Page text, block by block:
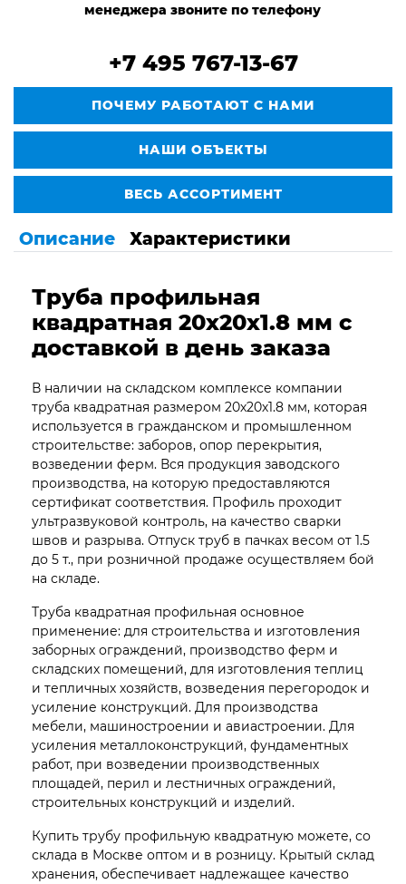
менеджера звоните по телефону
+7 495 767-13-67
ПОЧЕМУ РАБОТАЮТ С НАМИ
НАШИ ОБЪЕКТЫ
ВЕСЬ АССОРТИМЕНТ
Описание Характеристики
Труба профильная
квадратная 20х20х1.8 мм с
доставкой в день заказа
В наличии на складском комплексе компании
труба квадратная размером 20х20х1.8 мм, которая
используется в гражданском и промышленном
строительстве: заборов, опор перекрытия,
возведении ферм. Вся продукция заводского
производства, на которую предоставляются
сертификат соответствия. Профиль проходит
ультразвуковой контроль, на качество сварки
швов и разрыва. Отпуск труб в пачках весом от 1.5
до 5 т., при розничной продаже осуществляем бой
на складе.
Труба квадратная профильная основное
применение: для строительства и изготовления
заборных ограждений, производство ферм и
складских помещений, для изготовления теплиц
и тепличных хозяйств, возведения перегородок и
усиление конструкций. Для производства
мебели, машиностроении и авиастроении. Для
усиления металлоконструкций, фундаментных
работ, при возведении производственных
площадей, перил и лестничных ограждений,
строительных конструкций и изделий.
Купить трубу профильную квадратную можете, со
склада в Москве оптом и в розницу. Крытый склад
хранения, обеспечивает надлежащее качество